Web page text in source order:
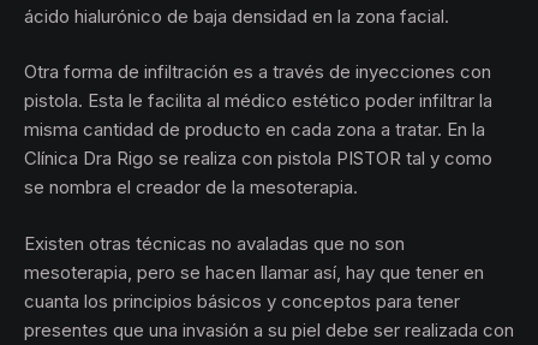
ácido hialurónico de baja densidad en la zona facial.
Otra forma de infiltración es a través de inyecciones con
pistola. Esta le facilita al médico estético poder infiltrar la
misma cantidad de producto en cada zona a tratar. En la
Clínica Dra Rigo se realiza con pistola PISTOR tal y como
se nombra el creador de la mesoterapia.
Existen otras técnicas no avaladas que no son
mesoterapia, pero se hacen llamar así, hay que tener en
cuanta los principios básicos y conceptos para tener
presentes que una invasión a su piel debe ser realizada con